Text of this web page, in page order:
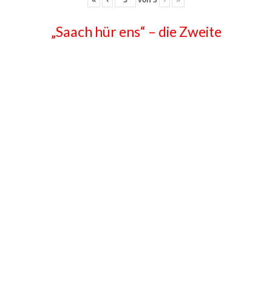
„Saach hür ens“ – die Zweite